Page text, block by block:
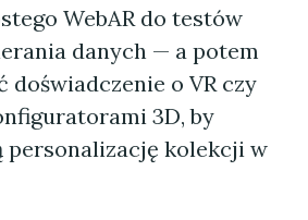
WebAR do testów
danych — a potem
doświadczenie o VR czy
3D, by
personalizację kolekcji w